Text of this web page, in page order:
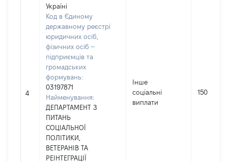
4
Україні
Код в Єдиному
державному реєстрі
юридичних осіб,
фізичних осіб –
підприємців та
громадських
формувань:
03197871
Найменування:
ДЕПАРТАМЕНТ З
ПИТАНЬ
СОЦІАЛЬНОЇ
ПОЛІТИКИ,
ВЕТЕРАНІВ ТА
РЕІНТЕГРАЦІЇ
Інше
соціальні
виплати
15000